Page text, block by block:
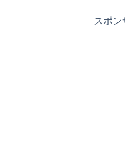
スポン